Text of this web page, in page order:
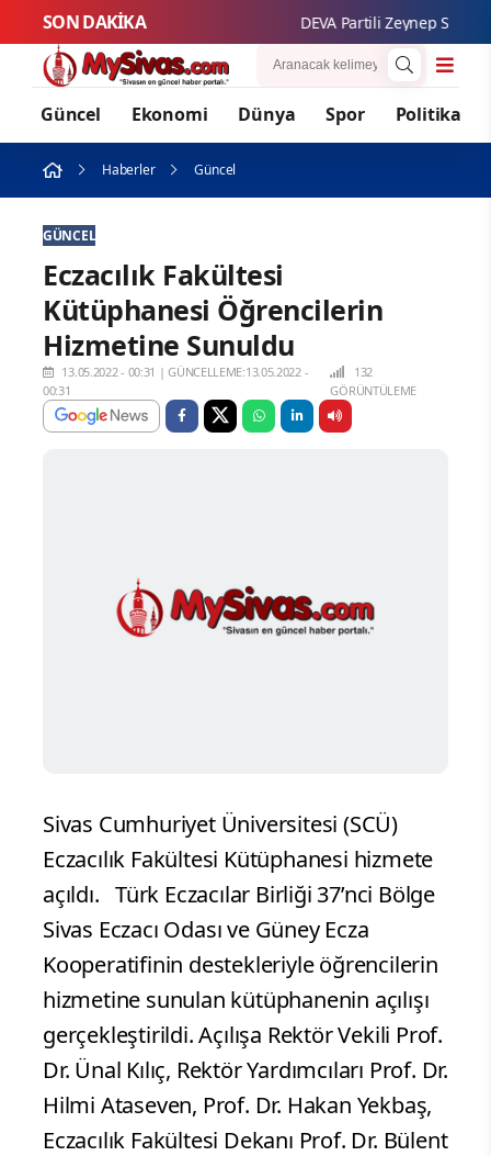
SON DAKİKA DEVA Partili Zeynep Sudan:
Güncel Ekonomi Dünya Spor Politika
Haberler Güncel
GÜNCEL
Eczacılık Fakültesi
Kütüphanesi Öğrencilerin
Hizmetine Sunuldu
13.05.2022 - 00:31 |GÜNCELLEME:13.05.2022 -
00:31
132
GÖRÜNTÜLEME
Sivas Cumhuriyet Üniversitesi (SCÜ)
Eczacılık Fakültesi Kütüphanesi hizmete
açıldı. Türk Eczacılar Birliği 37’nci Bölge
Sivas Eczacı Odası ve Güney Ecza
Kooperatifinin destekleriyle öğrencilerin
hizmetine sunulan kütüphanenin açılışı
gerçekleştirildi. Açılışa Rektör Vekili Prof.
Dr. Ünal Kılıç, Rektör Yardımcıları Prof. Dr.
Hilmi Ataseven, Prof. Dr. Hakan Yekbaş,
Eczacılık Fakültesi Dekanı Prof. Dr. Bülent